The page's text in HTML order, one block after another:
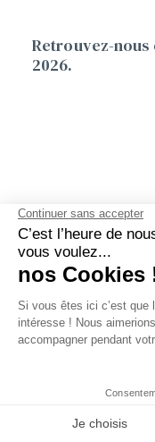
Retrouvez-nous
2026.